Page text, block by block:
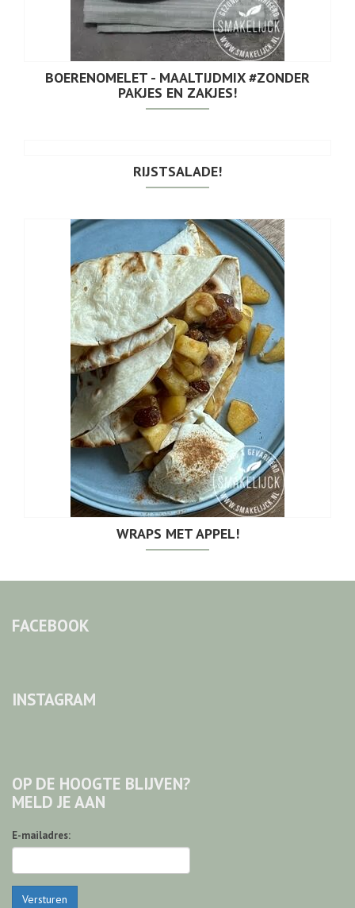
BOERENOMELET - MAALTIJDMIX #ZONDER
PAKJES EN ZAKJES!
RIJSTSALADE!
WRAPS MET APPEL!
FACEBOOK
INSTAGRAM
OP DE HOOGTE BLIJVEN?
MELD JE AAN
E-mailadres:
Versturen